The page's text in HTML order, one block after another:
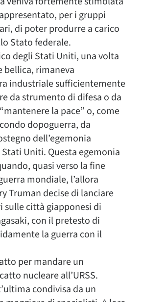
per i gruppi
di poter produrre a carico
Stato federale.
degli Stati Uniti, una volta
bellica, rimaneva
industriale sufficientemente
da strumento di difesa o da
la pace” o, come
dopoguerra, da
dell’egemonia
Uniti. Questa egemonia
quasi verso la fine
mondiale, l’allora
Truman decise di lanciare
sulle città giapponesi di
con il pretesto di
la guerra con il
per mandare un
nucleare all’URSS.
condivisa da un